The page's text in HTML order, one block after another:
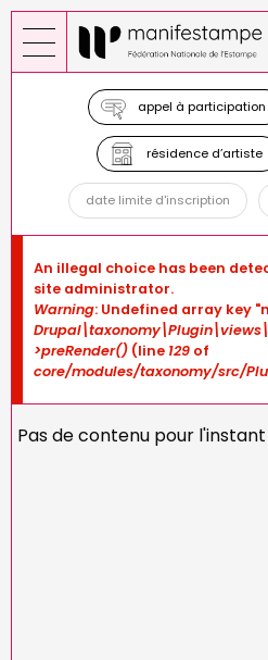
Skip
to
main
appel à participation
résidence d’artiste
date limite d'inscription
Error
message
An illegal choice has been
site administrator.
Warning: Undefined array key
>preRender() (line 129 of
core/modules/taxonomy/src/
Pas de contenu pour l'instant